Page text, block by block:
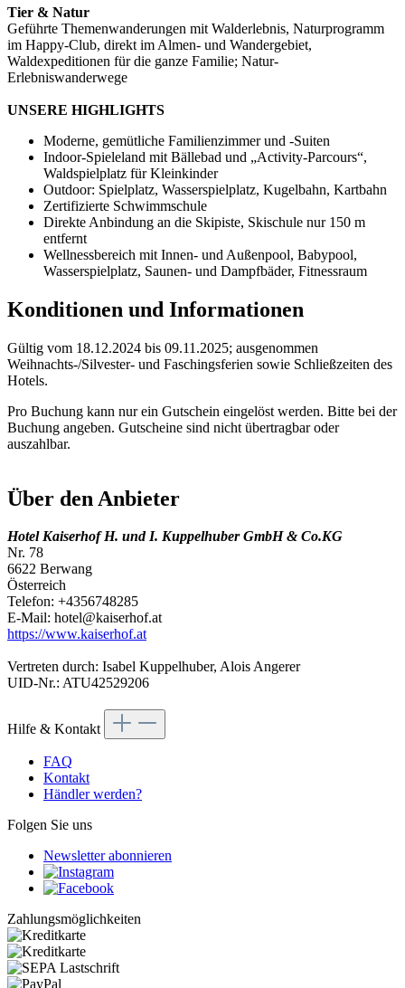
Tier & Natur
Geführte Themenwanderungen mit Walderlebnis, Naturprogramm
im Happy-Club, direkt im Almen- und Wandergebiet,
Waldexpeditionen für die ganze Familie; Natur-
Erlebniswanderwege
UNSERE HIGHLIGHTS
Moderne, gemütliche Familienzimmer und -Suiten
Indoor-Spieleland mit Bällebad und „Activity-Parcours“,
Waldspielplatz für Kleinkinder
Outdoor: Spielplatz, Wasserspielplatz, Kugelbahn, Kartbahn
Zertifizierte Schwimmschule
Direkte Anbindung an die Skipiste, Skischule nur 150 m
entfernt
Wellnessbereich mit Innen- und Außenpool, Babypool,
Wasserspielplatz, Saunen- und Dampfbäder, Fitnessraum
Konditionen und Informationen
Gültig vom 18.12.2024 bis 09.11.2025; ausgenommen
Weihnachts-/Silvester- und Faschingsferien sowie Schließzeiten des
Hotels.
Pro Buchung kann nur ein Gutschein eingelöst werden. Bitte bei der
Buchung angeben. Gutscheine sind nicht übertragbar oder
auszahlbar.
Über den Anbieter
Hotel Kaiserhof H. und I. Kuppelhuber GmbH & Co.KG
Nr. 78
6622 Berwang
Österreich
Telefon: +4356748285
E-Mail: hotel@kaiserhof.at
https://www.kaiserhof.at
Vertreten durch: Isabel Kuppelhuber, Alois Angerer
UID-Nr.: ATU42529206
Hilfe & Kontakt
FAQ
Kontakt
Händler werden?
Folgen Sie uns
Newsletter abonnieren
Zahlungsmöglichkeiten